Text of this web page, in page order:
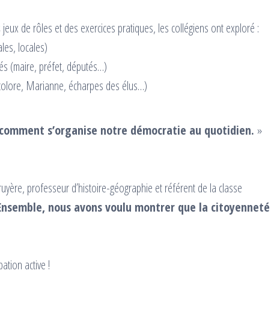
jeux de rôles et des exercices pratiques, les collégiens ont exploré :
locales)
(maire, préfet, députés…)
Marianne, écharpes des élus…)
s’organise notre démocratie au quotidien. »
professeur d’histoire-géographie et référent de la classe
nous avons voulu montrer que la citoyenneté
active !